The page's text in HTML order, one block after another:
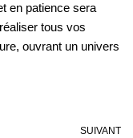
en patience sera
tous vos
ouvrant un univers
SUIVANT